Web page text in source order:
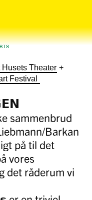
Husets Theater +
Festival
sammenbrud
Barkan
på til det
vores
det råderum vi